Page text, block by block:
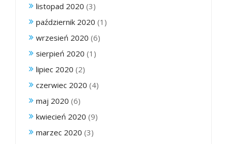
listopad 2020 (3)
październik 2020 (1)
wrzesień 2020 (6)
sierpień 2020 (1)
lipiec 2020 (2)
czerwiec 2020 (4)
maj 2020 (6)
kwiecień 2020 (9)
marzec 2020 (3)